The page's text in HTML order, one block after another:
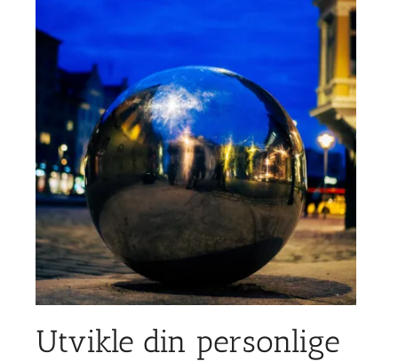
Utvikle din personlige